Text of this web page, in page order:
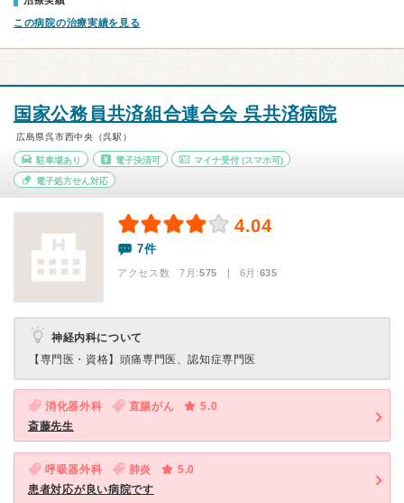
この病院の治療実績を見る
国家公務員共済組合連合会 呉共済病院
広島県呉市西中央（呉駅）
駐車場あり 電子決済可 マイナ受付 (スマホ可)
電子処方せん対応
4.04
7件
アクセス数 7月:575 | 6月:635
神経内科について
【専門医・資格】 頭痛専門医、認知症専門医
消化器外科 直腸がん
5.0
斎藤先生
呼吸器外科 肺炎
5.0
患者対応が良い病院です